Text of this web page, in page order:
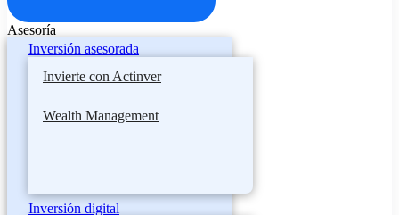
Asesoría
Inversión asesorada
Invierte con Actinver
Wealth Management
Inversión digital